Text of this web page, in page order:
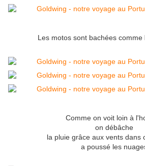
Les motos sont bachées comme
Comme on voit loin à
on débâche
la pluie grâce aux vents dans
a poussé les